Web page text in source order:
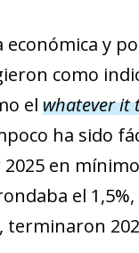
y
como
el whatever it
ha sido
en
el